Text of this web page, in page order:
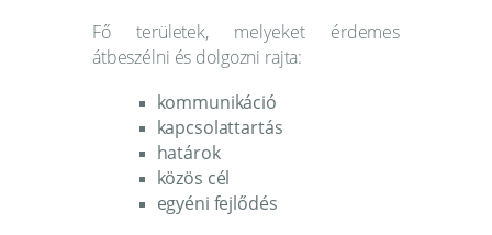
Fő területek, melyeket érdemes
átbeszélni és dolgozni rajta:
kommunikáció
kapcsolattartás
határok
közös cél
egyéni fejlődés